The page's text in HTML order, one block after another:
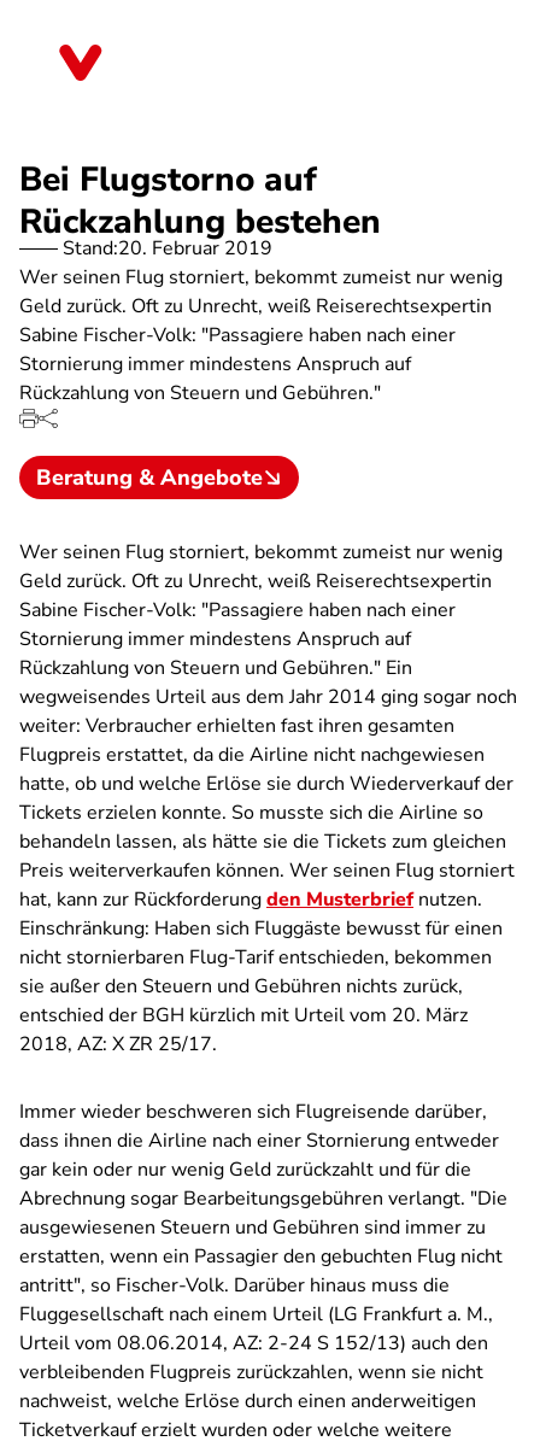
Bei Flugstorno auf
Rückzahlung bestehen
Stand:20. Februar 2019
Wer seinen Flug storniert, bekommt zumeist nur wenig
Geld zurück. Oft zu Unrecht, weiß Reiserechtsexpertin
Sabine Fischer-Volk: "Passagiere haben nach einer
Stornierung immer mindestens Anspruch auf
Rückzahlung von Steuern und Gebühren."
Beratung & Angebote
Wer seinen Flug storniert, bekommt zumeist nur wenig
Geld zurück. Oft zu Unrecht, weiß Reiserechtsexpertin
Sabine Fischer-Volk: "Passagiere haben nach einer
Stornierung immer mindestens Anspruch auf
Rückzahlung von Steuern und Gebühren." Ein
wegweisendes Urteil aus dem Jahr 2014 ging sogar noch
weiter: Verbraucher erhielten fast ihren gesamten
Flugpreis erstattet, da die Airline nicht nachgewiesen
hatte, ob und welche Erlöse sie durch Wiederverkauf der
Tickets erzielen konnte. So musste sich die Airline so
behandeln lassen, als hätte sie die Tickets zum gleichen
Preis weiterverkaufen können. Wer seinen Flug storniert
hat, kann zur Rückforderungden Musterbriefnutzen.
Einschränkung: Haben sich Fluggäste bewusst für einen
nicht stornierbaren Flug-Tarif entschieden, bekommen
sie außer den Steuern und Gebühren nichts zurück,
entschied der BGH kürzlich mit Urteil vom 20. März
2018, AZ: X ZR 25/17.
Immer wieder beschweren sich Flugreisende darüber,
dass ihnen die Airline nach einer Stornierung entweder
gar kein oder nur wenig Geld zurückzahlt und für die
Abrechnung sogar Bearbeitungsgebühren verlangt. "Die
ausgewiesenen Steuern und Gebühren sind immer zu
erstatten, wenn ein Passagier den gebuchten Flug nicht
antritt", so Fischer-Volk. Darüber hinaus muss die
Fluggesellschaft nach einem Urteil (LG Frankfurt a. M.,
Urteil vom 08.06.2014, AZ: 2-24 S 152/13) auch den
verbleibenden Flugpreis zurückzahlen, wenn sie nicht
nachweist, welche Erlöse durch einen anderweitigen
Ticketverkauf erzielt wurden oder welche weitere